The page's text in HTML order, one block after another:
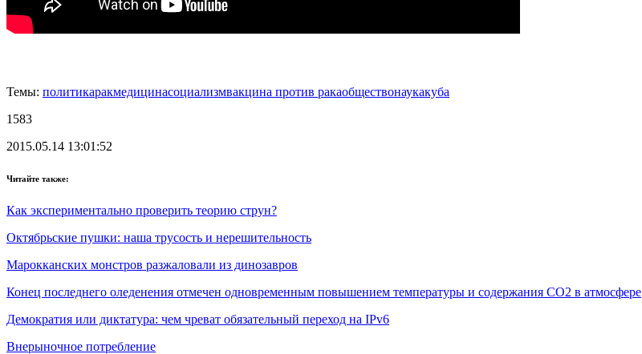
Темы: политикаракмедицинасоциализмвакцина против ракаобществонаукакуба
1583
2015.05.14 13:01:52
Читайте также:
Как экспериментально проверить теорию струн?
Октябрьские пушки: наша трусость и нерешительность
Марокканских монстров разжаловали из динозавров
Конец последнего оледенения отмечен одновременным повышением температуры и содержания CO2 в атмосфере
Демократия или диктатура: чем чреват обязательный переход на IPv6
Внерыночное потребление